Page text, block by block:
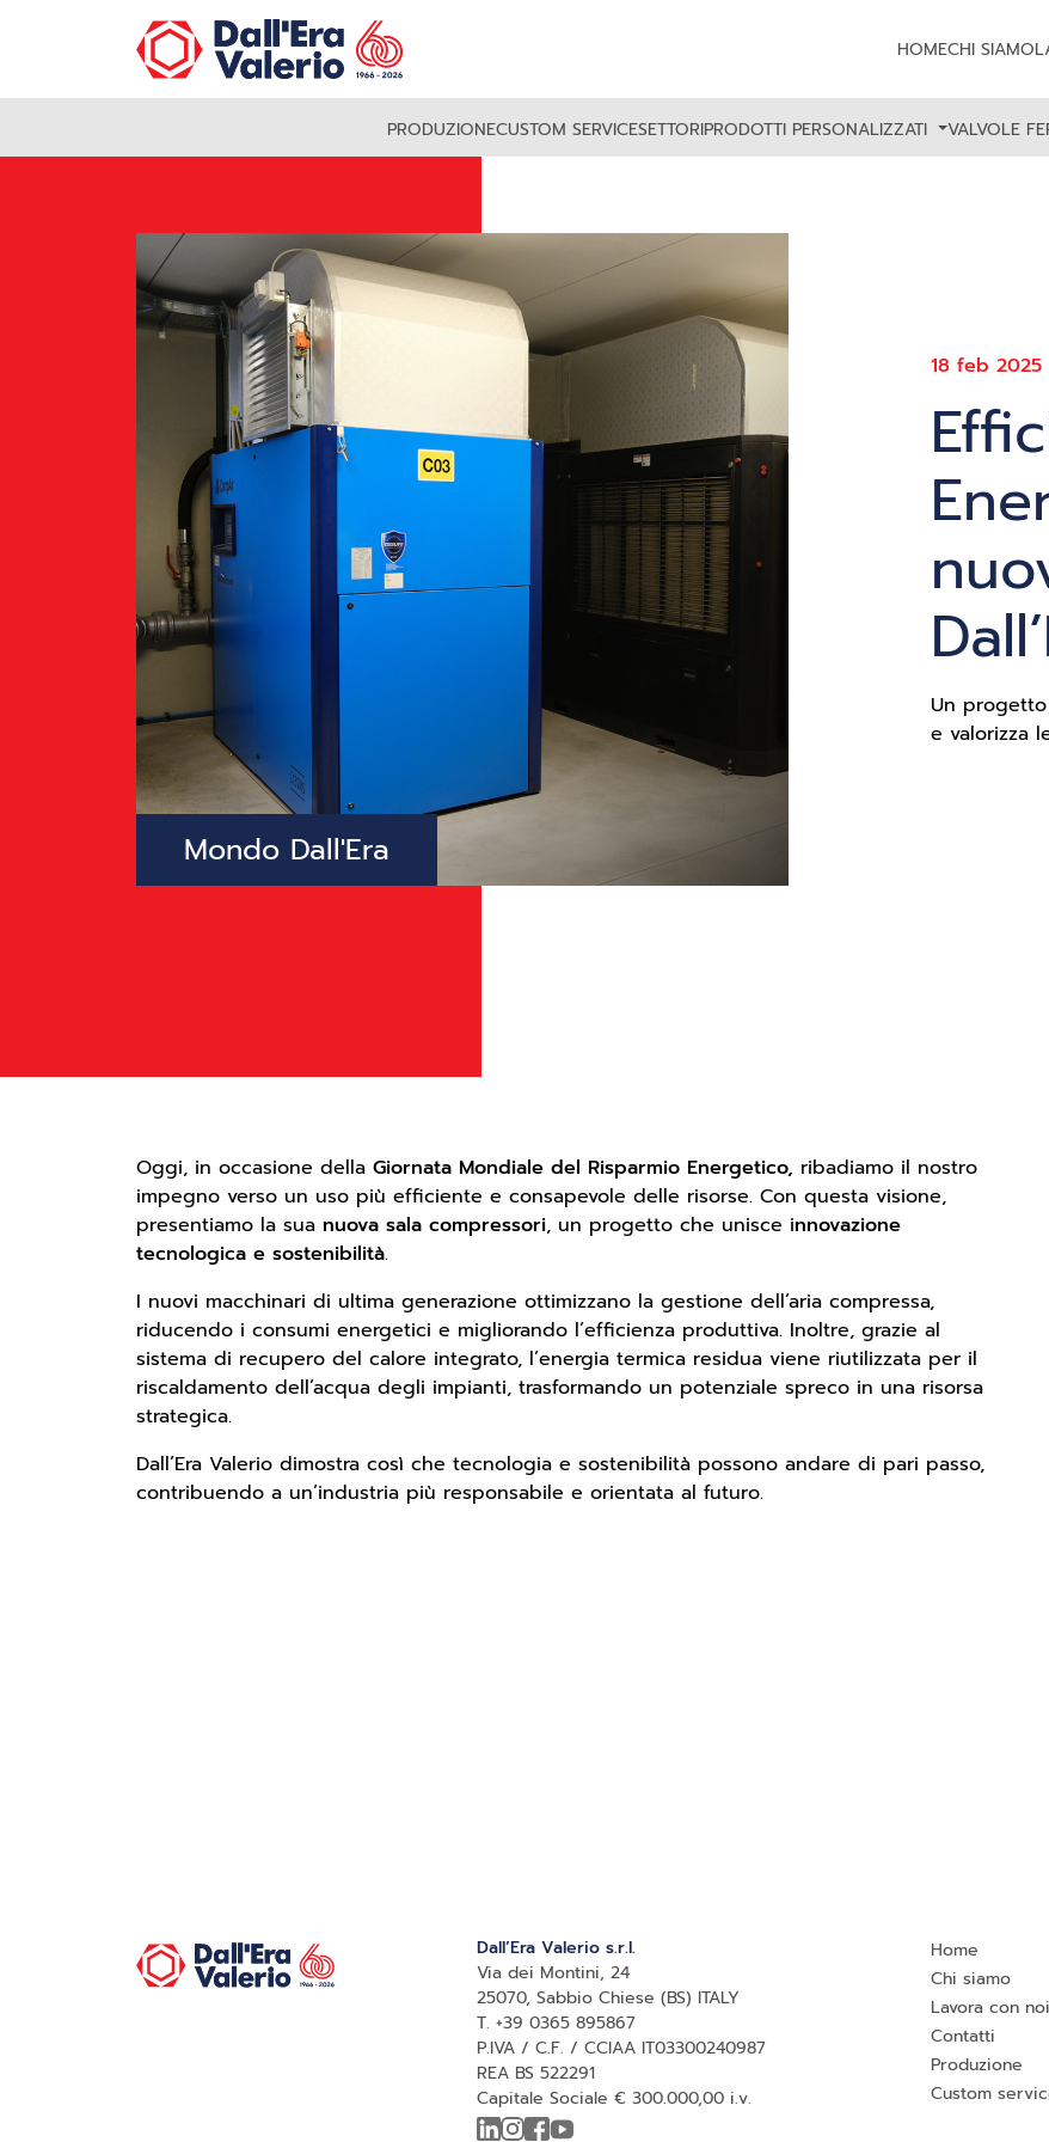
HOMECHI SIAMO
PRODUZIONECUSTOM SERVICESETTORIPRODOTTI PERSONALIZZATI VALVOLE
Mondo Dall'Era
18 feb 2025
Un
e valorizza
Oggi, in occasione della Giornata Mondiale del Risparmio Energetico, ribadiamo il nostro
impegno verso un uso più efficiente e consapevole delle risorse. Con questa visione,
presentiamo la sua nuova sala compressori, un progetto che unisce innovazione
tecnologica e sostenibilità.
I nuovi macchinari di ultima generazione ottimizzano la gestione dell’aria compressa,
riducendo i consumi energetici e migliorando l’efficienza produttiva. Inoltre, grazie al
sistema di recupero del calore integrato, l’energia termica residua viene riutilizzata per il
riscaldamento dell’acqua degli impianti, trasformando un potenziale spreco in una risorsa
strategica.
Dall’Era Valerio dimostra così che tecnologia e sostenibilità possono andare di pari passo,
contribuendo a un’industria più responsabile e orientata al futuro.
Dall’Era Valerio s.r.l.
Via dei Montini, 24
25070, Sabbio Chiese (BS) ITALY
T. +39 0365 895867
P.IVA / C.F. / CCIAA IT03300240987
REA BS 522291
Capitale Sociale € 300.000,00 i.v.
Home
Chi siamo
Lavora con noi
Contatti
Produzione
Custom